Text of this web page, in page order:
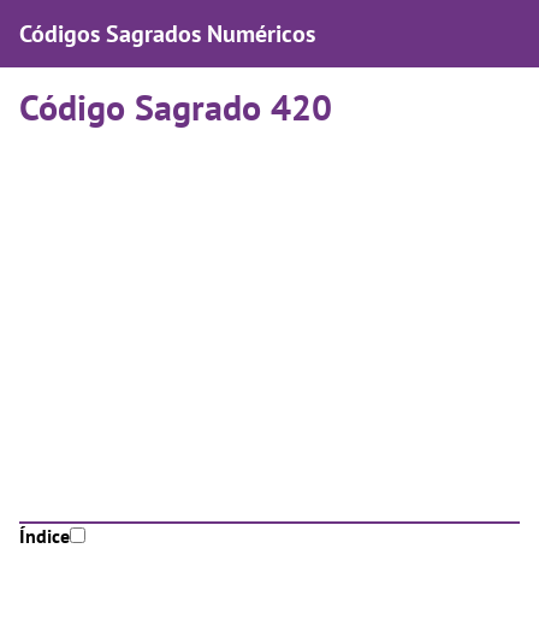
Códigos Sagrados Numéricos
Código Sagrado 420
Índice